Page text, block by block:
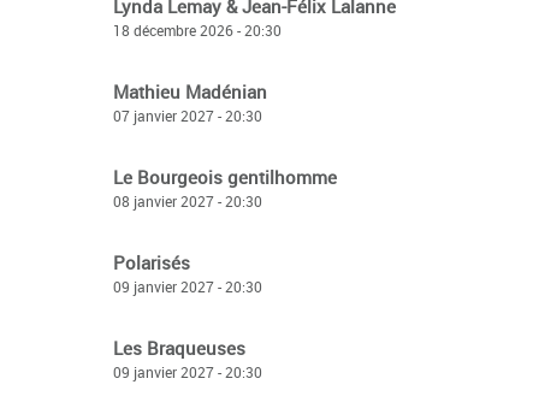
Lynda Lemay & Jean-Félix Lalanne
18 décembre 2026 - 20:30
Mathieu Madénian
07 janvier 2027 - 20:30
Le Bourgeois gentilhomme
08 janvier 2027 - 20:30
Polarisés
09 janvier 2027 - 20:30
Les Braqueuses
09 janvier 2027 - 20:30